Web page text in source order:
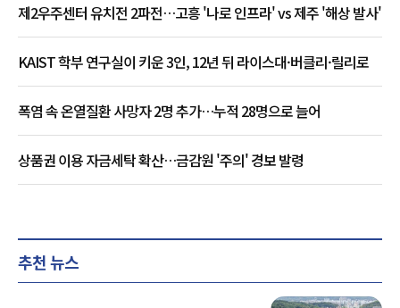
제2우주센터 유치전 2파전…고흥 '나로 인프라' vs 제주 '해상 발사'
KAIST 학부 연구실이 키운 3인, 12년 뒤 라이스대·버클리·릴리로
폭염 속 온열질환 사망자 2명 추가…누적 28명으로 늘어
상품권 이용 자금세탁 확산…금감원 '주의' 경보 발령
추천 뉴스